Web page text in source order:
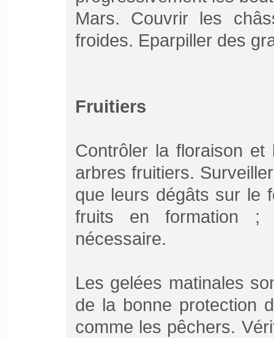
Mars. Couvrir les
froides. Eparpiller des
Fruitiers
Contrôler la floraison
arbres fruitiers.
que leurs dégâts sur le
fruits en formation ;
nécessaire.
Les gelées matinales
de la bonne protection
comme les pêchers.